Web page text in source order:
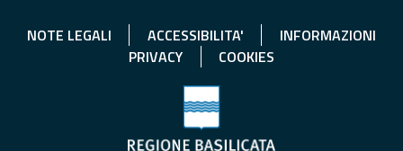
NOTE LEGALI ACCESSIBILITA'
INFORMAZIONI
PRIVACY
COOKIES